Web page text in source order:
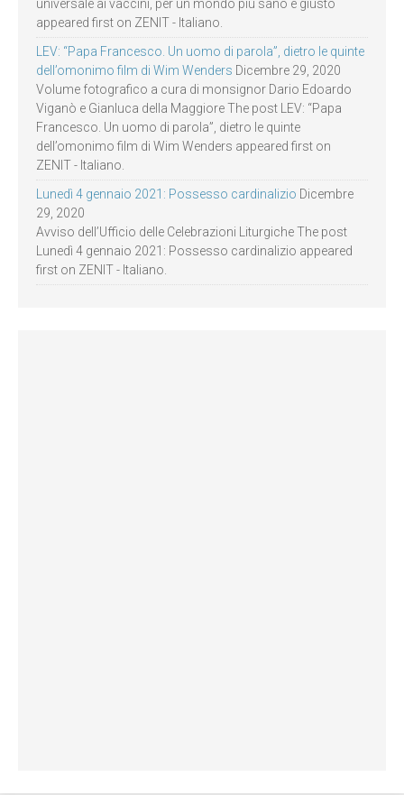
universale ai vaccini, per un mondo più sano e giusto
appeared first on ZENIT - Italiano.
LEV: “Papa Francesco. Un uomo di parola”, dietro le quinte
dell’omonimo film di Wim Wenders Dicembre 29, 2020
Volume fotografico a cura di monsignor Dario Edoardo
Viganò e Gianluca della Maggiore The post LEV: “Papa
Francesco. Un uomo di parola”, dietro le quinte
dell’omonimo film di Wim Wenders appeared first on
ZENIT - Italiano.
Lunedì 4 gennaio 2021: Possesso cardinalizio Dicembre
29, 2020
Avviso dell’Ufficio delle Celebrazioni Liturgiche The post
Lunedì 4 gennaio 2021: Possesso cardinalizio appeared
first on ZENIT - Italiano.